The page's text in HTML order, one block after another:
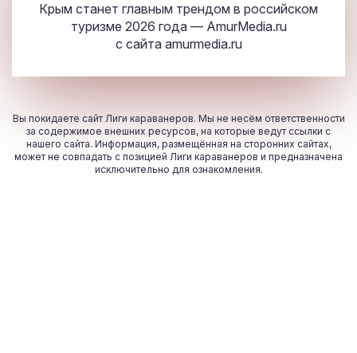
Крым станет главным трендом в российском
туризме 2026 года — AmurMedia.ru
с сайта amurmedia.ru
Вы покидаете сайт Лиги караванеров. Мы не несём ответственности
за содержимое внешних ресурсов, на которые ведут ссылки с
нашего сайта. Информация, размещённая на сторонних сайтах,
может не совпадать с позицией Лиги караванеров и предназначена
исключительно для ознакомления.